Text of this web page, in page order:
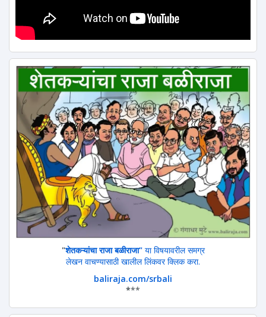
"शेतकऱ्यांचा राजा बळीराजा"या विषयावरील समग्र
लेखन वाचण्यासाठी खालील लिंकवर क्लिक करा.
baliraja.com/srbali
***